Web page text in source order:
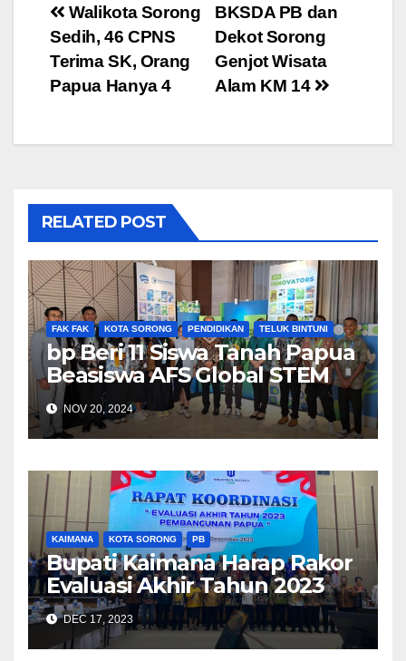
Post
navigation
BKSDA PB dan
Dekot Sorong
Genjot Wisata
Alam KM 14
Walikota Sorong
Sedih, 46 CPNS
Terima SK, Orang
Papua Hanya 4
RELATED POST
FAK FAK KOTA SORONG PENDIDIKAN TELUK BINTUNI
bp Beri 11 Siswa Tanah Papua
Beasiswa AFS Global STEM
Innovators 2024
NOV 20, 2024
KAIMANA KOTA SORONG PB
Bupati Kaimana Harap Rakor
Evaluasi Akhir Tahun 2023
Satukan Visi Bangun Papua
DEC 17, 2023